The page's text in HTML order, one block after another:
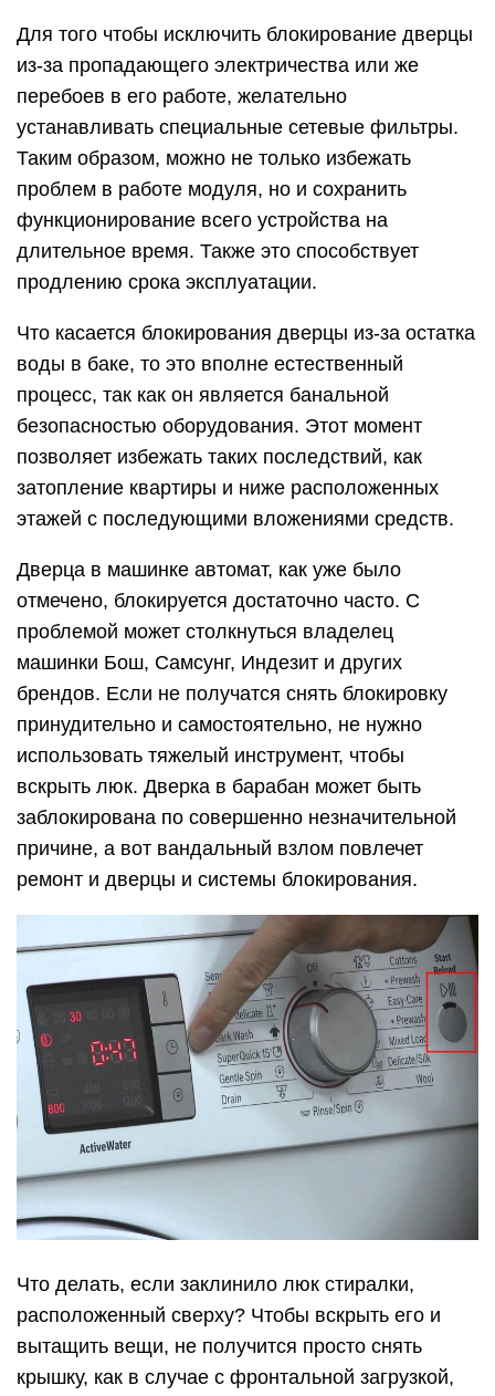
Для того чтобы исключить блокирование дверцы
из-за пропадающего электричества или же
перебоев в его работе, желательно
устанавливать специальные сетевые фильтры.
Таким образом, можно не только избежать
проблем в работе модуля, но и сохранить
функционирование всего устройства на
длительное время. Также это способствует
продлению срока эксплуатации.
Что касается блокирования дверцы из-за остатка
воды в баке, то это вполне естественный
процесс, так как он является банальной
безопасностью оборудования. Этот момент
позволяет избежать таких последствий, как
затопление квартиры и ниже расположенных
этажей с последующими вложениями средств.
Дверца в машинке автомат, как уже было
отмечено, блокируется достаточно часто. С
проблемой может столкнуться владелец
машинки Бош, Самсунг, Индезит и других
брендов. Если не получатся снять блокировку
принудительно и самостоятельно, не нужно
использовать тяжелый инструмент, чтобы
вскрыть люк. Дверка в барабан может быть
заблокирована по совершенно незначительной
причине, а вот вандальный взлом повлечет
ремонт и дверцы и системы блокирования.
Что делать, если заклинило люк стиралки,
расположенный сверху? Чтобы вскрыть его и
вытащить вещи, не получится просто снять
крышку, как в случае с фронтальной загрузкой,